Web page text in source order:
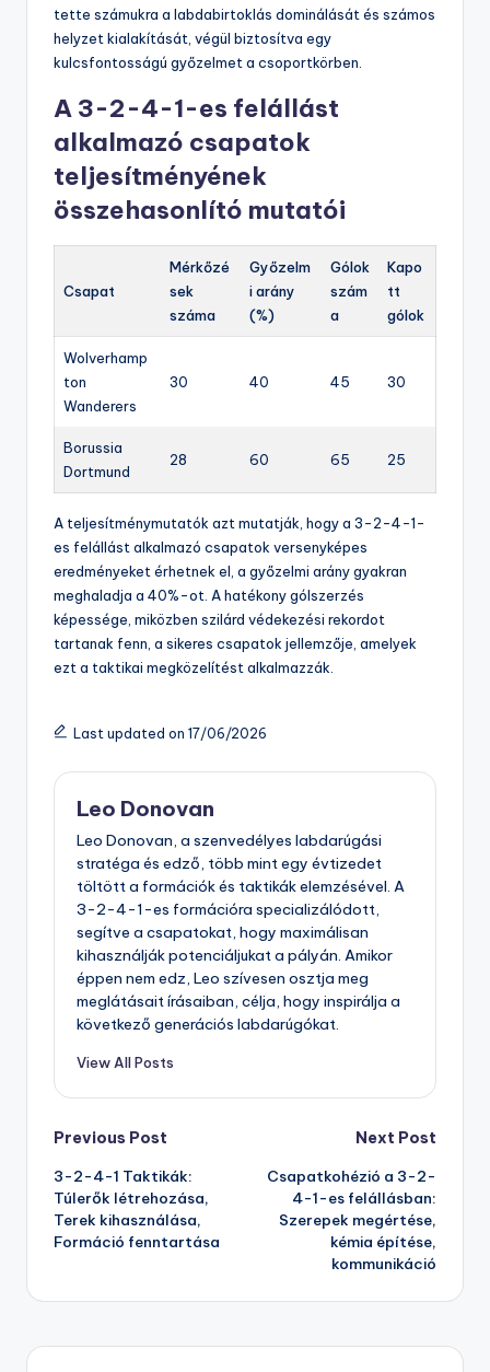
tette számukra a labdabirtoklás dominálását és számos
helyzet kialakítását, végül biztosítva egy
kulcsfontosságú győzelmet a csoportkörben.
A 3-2-4-1-es felállást
alkalmazó csapatok
teljesítményének
összehasonlító mutatói
Csapat
Mérkőzé
sek
száma
Győzelm
i arány
(%)
Gólok
szám
a
Kapo
tt
gólok
Wolverhamp
ton
Wanderers
30 40 45 30
Borussia
Dortmund
28 60 65 25
A teljesítménymutatók azt mutatják, hogy a 3-2-4-1-
es felállást alkalmazó csapatok versenyképes
eredményeket érhetnek el, a győzelmi arány gyakran
meghaladja a 40%-ot. A hatékony gólszerzés
képessége, miközben szilárd védekezési rekordot
tartanak fenn, a sikeres csapatok jellemzője, amelyek
ezt a taktikai megközelítést alkalmazzák.
Last updated on 17/06/2026
Leo Donovan
Leo Donovan, a szenvedélyes labdarúgási
stratéga és edző, több mint egy évtizedet
töltött a formációk és taktikák elemzésével. A
3-2-4-1-es formációra specializálódott,
segítve a csapatokat, hogy maximálisan
kihasználják potenciáljukat a pályán. Amikor
éppen nem edz, Leo szívesen osztja meg
meglátásait írásaiban, célja, hogy inspirálja a
következő generációs labdarúgókat.
View All Posts
Post
navigation
Previous Post
3-2-4-1 Taktikák:
Túlerők létrehozása,
Terek kihasználása,
Formáció fenntartása
Next Post
Csapatkohézió a 3-2-
4-1-es felállásban:
Szerepek megértése,
kémia építése,
kommunikáció